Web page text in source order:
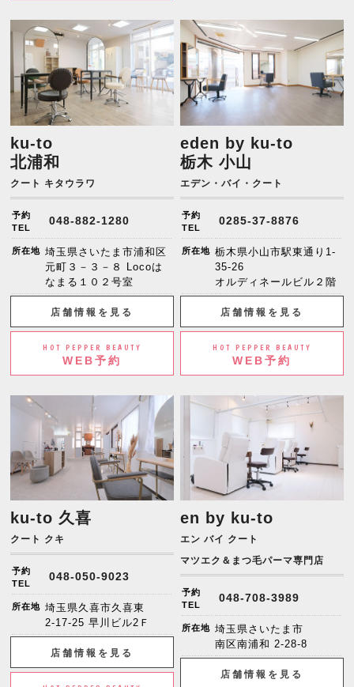
ku-to
北浦和
クート キタウラワ
予約
TEL
048-882-1280
所在地 埼玉県さいたま市浦和区
元町３－３－８ Locoは
なまる１０２号室
店舗情報を見る
HOT PEPPER BEAUTY
WEB予約
eden by ku-to
栃木 小山
エデン・バイ・クート
予約
TEL
0285-37-8876
所在地 栃木県小山市駅東通り1-
35-26
オルディネールビル２階
店舗情報を見る
HOT PEPPER BEAUTY
WEB予約
ku-to 久喜
クート クキ
予約
TEL
048-050-9023
所在地 埼玉県久喜市久喜東
2-17-25 早川ビル2Ｆ
店舗情報を見る
en by ku-to
エン バイ クート
マツエク＆まつ毛パーマ専門店
予約
TEL
048-708-3989
所在地 埼玉県さいたま市
南区南浦和 2-28-8
店舗情報を見る